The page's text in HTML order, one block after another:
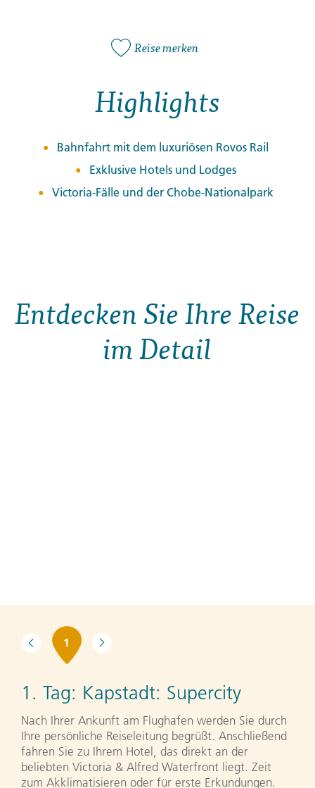
Reise merken
Highlights
Bahnfahrt mit dem luxuriösen Rovos Rail
Exklusive Hotels und Lodges
Victoria-Fälle und der Chobe-Nationalpark
Entdecken Sie Ihre Reise
im Detail
1
1. Tag: Kapstadt: Supercity
Nach Ihrer Ankunft am Flughafen werden Sie durch
Ihre persönliche Reiseleitung begrüßt. Anschließend
fahren Sie zu Ihrem Hotel, das direkt an der
beliebten Victoria & Alfred Waterfront liegt. Zeit
zum Akklimatisieren oder für erste Erkundungen.